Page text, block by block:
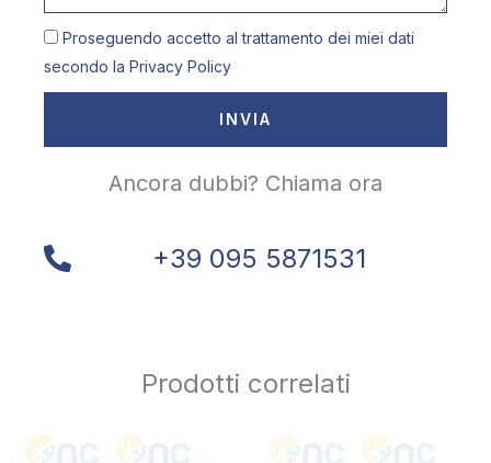
Proseguendo accetto al trattamento dei miei dati
secondo la Privacy Policy
INVIA
Ancora dubbi? Chiama ora
+39 095 5871531
Prodotti correlati